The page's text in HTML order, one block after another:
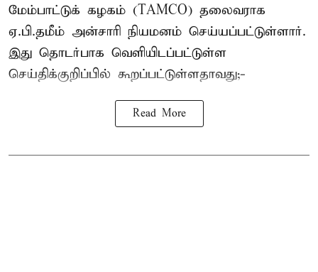
மேம்பாட்டுக் கழகம் (TAMCO) தலைவராக
ஏ.பி.தமீம் அன்சாரி நியமனம் செய்யப்பட்டுள்ளார்.
இது தொடர்பாக வெளியிடப்பட்டுள்ள
செய்திக்குறிப்பில் கூறப்பட்டுள்ளதாவது;-
Read More